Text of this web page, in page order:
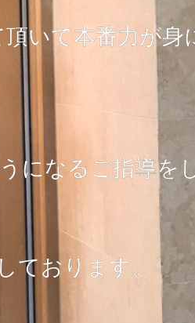
いて本番力が身
になるご指導を
ております。